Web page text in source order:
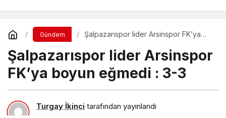
Gündem
Şalpazarıspor lider Arsinspor FK’ya
Şalpazarıspor lider Arsinspor
FK’ya boyun eğmedi : 3-3
Turgay İkinci tarafından yayınlandı